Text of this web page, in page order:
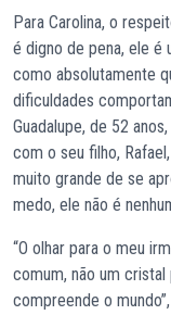
Para Carolina, o
é digno de pena, ele é
como absolutamente
dificuldades
Guadalupe, de 52
com o seu filho,
muito grande de se
medo, ele não é
“O olhar para o meu
comum, não um cristal
compreende o